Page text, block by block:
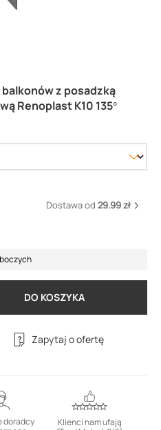
z posadzką
Renoplast K10 135°
Dostawa od 29.99 zł
DO KOSZYKA
Zapytaj o ofertę
doradcy
Klienci nam ufają